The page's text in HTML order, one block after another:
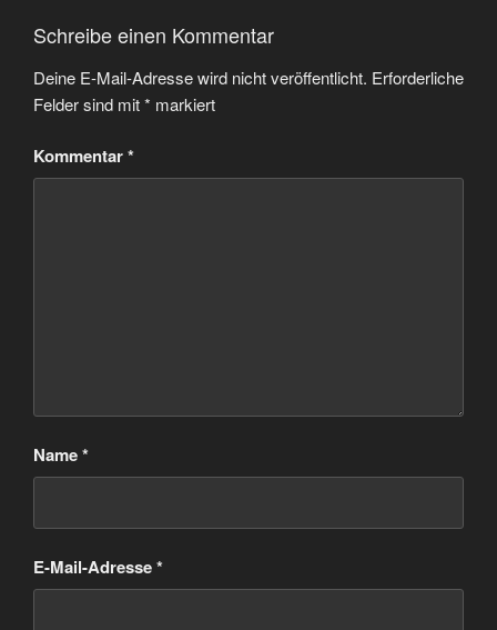
Schreibe einen Kommentar
Deine E-Mail-Adresse wird nicht veröffentlicht. Erforderliche
Felder sind mit* markiert
Kommentar*
Name*
E-Mail-Adresse*